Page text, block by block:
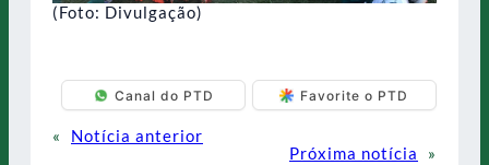
(Foto: Divulgação)
Canal do PTD Favorite o PTD
«
Notícia anterior
Próxima notícia
»